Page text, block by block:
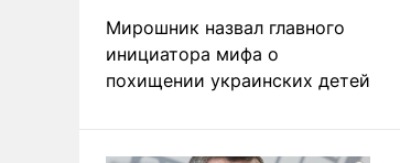
Мирошник назвал главного
инициатора мифа о
похищении украинских детей